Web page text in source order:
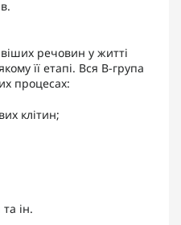
речовин у житті
її етапі. Вся В-група
процесах:
клітин;
ін.